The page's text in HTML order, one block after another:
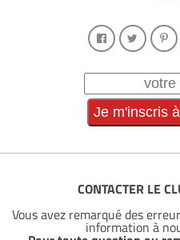
CONTACTER LE
Vous avez remarqué des
information à